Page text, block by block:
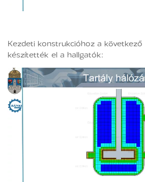
Kezdeti konstrukcióhoz a
készítették el a hallgatók: